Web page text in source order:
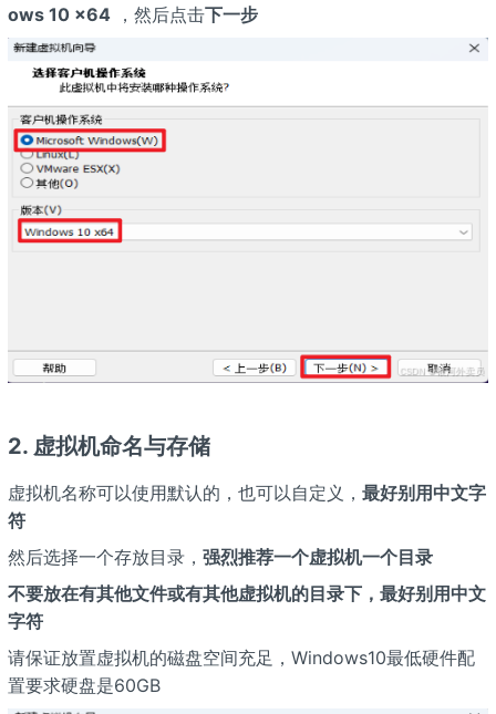
ows 10 x64，然后点击下一步
2. 虚拟机命名与存储
虚拟机名称可以使用默认的，也可以自定义， 最好别用中文字
符
然后选择一个存放目录， 强烈推荐一个虚拟机一个目录
不要放在有其他文件或有其他虚拟机的目录下，最好别用中文
字符
请保证放置虚拟机的磁盘空间充足，Windows10最低硬件配
置要求硬盘是60GB